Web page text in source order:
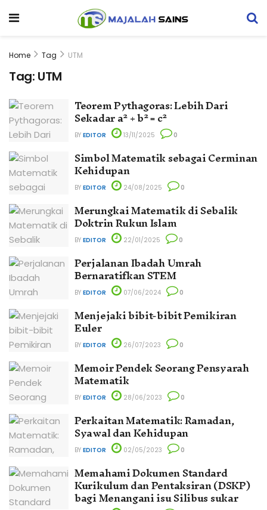
Home Tag UTM
Tag: UTM
Teorem Pythagoras: Lebih Dari
Sekadar a² + b² = c²
BY EDITOR 13/11/2025 0
Simbol Matematik sebagai Cerminan
Kehidupan
BY EDITOR 24/08/2025 0
Merungkai Matematik di Sebalik
Doktrin Rukun Islam
BY EDITOR 22/01/2025 0
Perjalanan Ibadah Umrah
Bernaratifkan STEM
BY EDITOR 07/06/2024 0
Menjejaki bibit-bibit Pemikiran
Euler
BY EDITOR 26/07/2023 0
Memoir Pendek Seorang Pensyarah
Matematik
BY EDITOR 28/06/2023 0
Perkaitan Matematik: Ramadan,
Syawal dan Kehidupan
BY EDITOR 02/05/2023 0
Memahami Dokumen Standard
Kurikulum dan Pentaksiran (DSKP)
bagi Menangani isu Silibus sukar